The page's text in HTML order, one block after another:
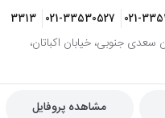
021-
021-33530527
خیابان سعدی جنوبی، خیابان اکباتان،
مشاهده پروفایل